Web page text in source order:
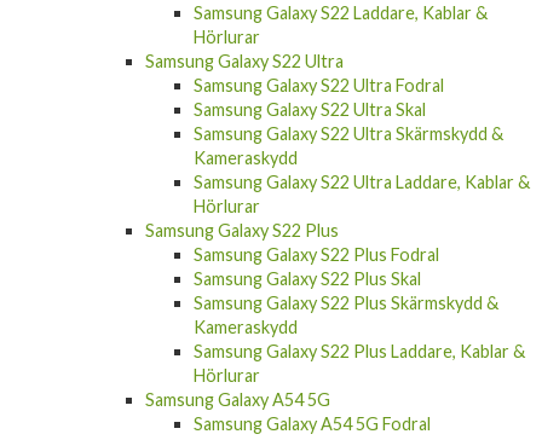
Samsung Galaxy S22 Laddare, Kablar &
Hörlurar
Samsung Galaxy S22 Ultra
Samsung Galaxy S22 Ultra Fodral
Samsung Galaxy S22 Ultra Skal
Samsung Galaxy S22 Ultra Skärmskydd &
Kameraskydd
Samsung Galaxy S22 Ultra Laddare, Kablar &
Hörlurar
Samsung Galaxy S22 Plus
Samsung Galaxy S22 Plus Fodral
Samsung Galaxy S22 Plus Skal
Samsung Galaxy S22 Plus Skärmskydd &
Kameraskydd
Samsung Galaxy S22 Plus Laddare, Kablar &
Hörlurar
Samsung Galaxy A54 5G
Samsung Galaxy A54 5G Fodral